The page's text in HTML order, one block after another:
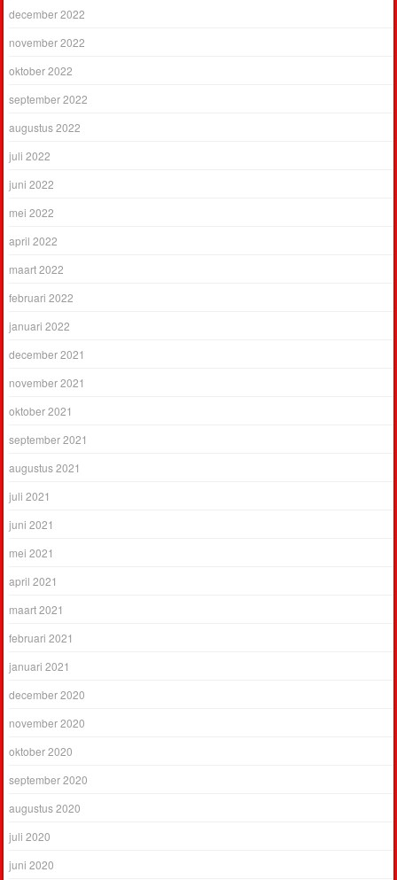
december 2022
november 2022
oktober 2022
september 2022
augustus 2022
juli 2022
juni 2022
mei 2022
april 2022
maart 2022
februari 2022
januari 2022
december 2021
november 2021
oktober 2021
september 2021
augustus 2021
juli 2021
juni 2021
mei 2021
april 2021
maart 2021
februari 2021
januari 2021
december 2020
november 2020
oktober 2020
september 2020
augustus 2020
juli 2020
juni 2020